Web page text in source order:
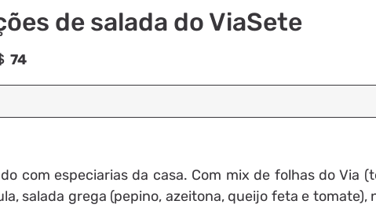
de salada do ViaSete
74
com especiarias da casa. Com mix de folhas do Via
salada grega (pepino, azeitona, queijo feta e tomate),